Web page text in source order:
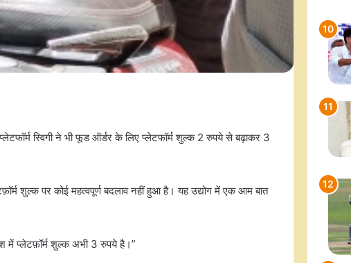
स्विगी ने भी फूड ऑर्डर के लिए प्लेटफॉर्म शुल्क 2 रुपये से बढ़ाकर 3
शुल्क पर कोई महत्वपूर्ण बदलाव नहीं हुआ है। यह उद्योग में एक आम बात
में प्लेटफ़ॉर्म शुल्क अभी 3 रुपये है।”